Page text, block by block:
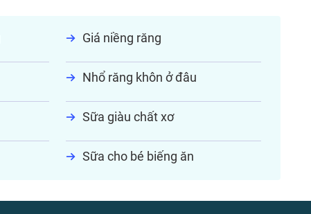
Giá niềng răng
Nhổ răng khôn ở đâu
Sữa giàu chất xơ
Sữa cho bé biếng ăn